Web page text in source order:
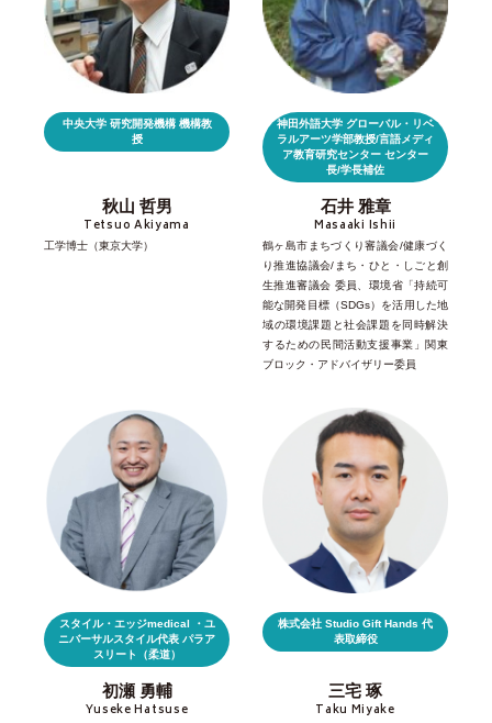
中央大学 研究開発機構 機構教
授
秋山 哲男
Tetsuo Akiyama
工学博士（東京大学）
神田外語大学 グローバル・リベ
ラルアーツ学部教授/言語メディ
ア教育研究センター センター
長/学長補佐
石井 雅章
Masaaki Ishii
鶴ヶ島市まちづくり審議会/健康づく
り推進協議会/まち・ひと・しごと創
生推進審議会 委員、環境省「持続可
能な開発目標（SDGs）を活用した地
域の環境課題と社会課題を同時解決
するための民間活動支援事業」関東
ブロック・アドバイザリー委員
スタイル・エッジmedical ・ユ
ニバーサルスタイル代表 パラア
スリート（柔道）
初瀬 勇輔
Yuseke Hatsuse
株式会社 Studio Gift Hands 代
表取締役
三宅 琢
Taku Miyake